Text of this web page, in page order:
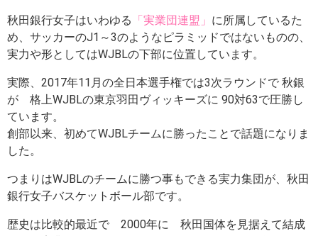
秋田銀行女子はいわゆる 「実業団連盟」 に所属しているた
め、サッカーのJ1～3のようなピラミッドではないものの、
実力や形としてはWJBLの下部に位置しています。
実際、2017年11月の全日本選手権では3次ラウンドで 秋銀
が 格上WJBLの東京羽田ヴィッキーズに 90対63で圧勝し
ています。
創部以来、初めてWJBLチームに勝ったことで話題になりま
した。
つまりはWJBLのチームに勝つ事もできる実力集団が、秋田
銀行女子バスケットボール部です。
歴史は比較的最近で 2000年に 秋田国体を見据えて結成